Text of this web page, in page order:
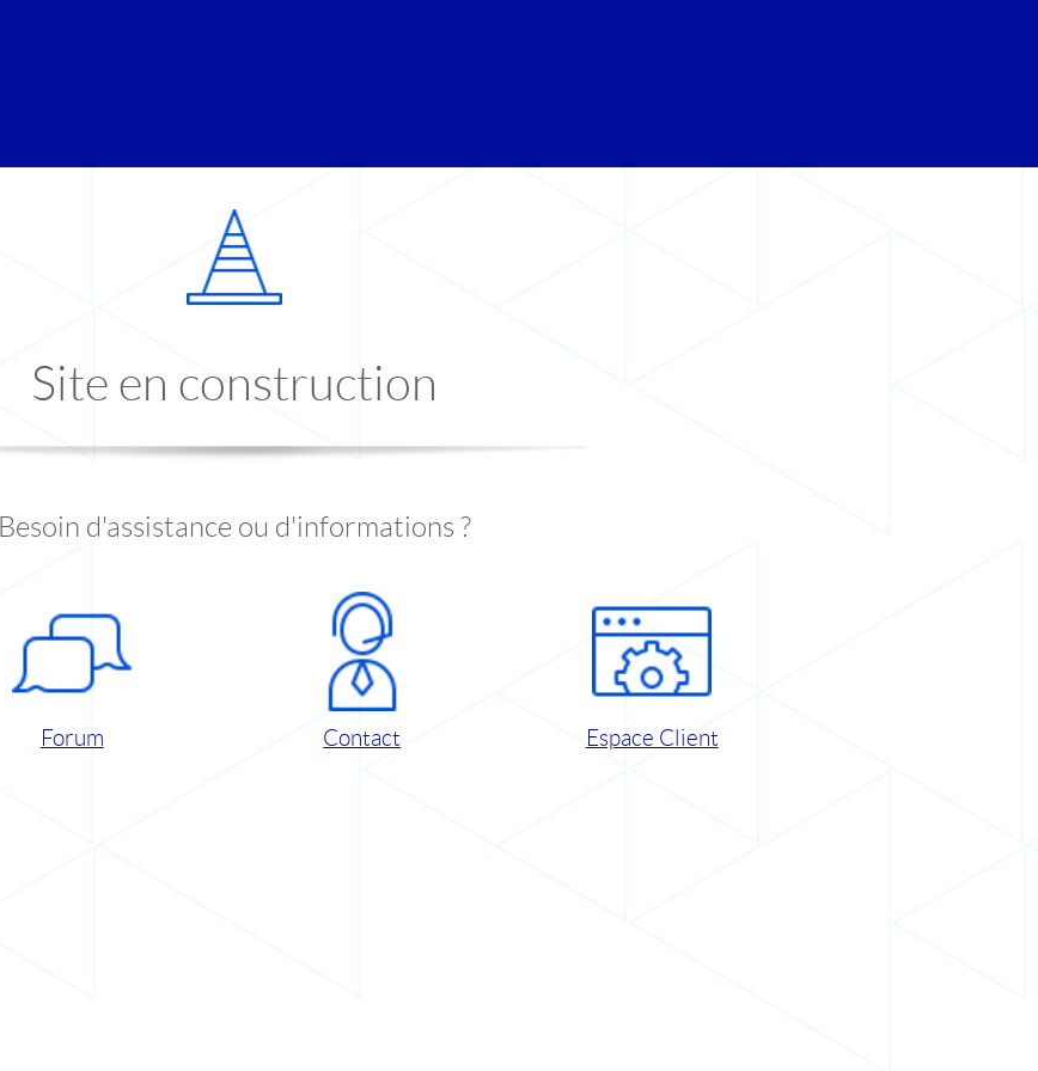
Site en construction
Besoin d'assistance ou d'informations ?
Forum Contact Espace Client